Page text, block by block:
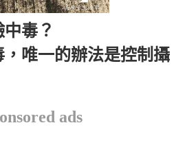
毒？
唯一的辦法是控制攝
ads